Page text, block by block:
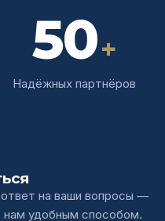
50+
Надёжных партнёров
на ваши вопросы —
нам удобным способом.